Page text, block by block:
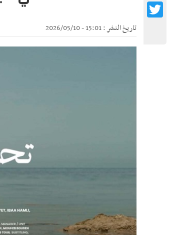
تاريخ النشر : 15:01 - 2026/05/10
Twitter